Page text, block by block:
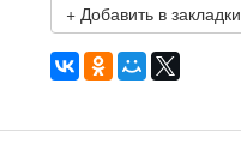
+ Добавить в закладки